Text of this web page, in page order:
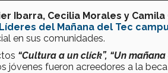
Ibarra, Cecilia Morales y
Líderes del Mañana del Tec
en sus comunidades.
“Cultura a un clíck”, “Un
jóvenes fueron acreedores a la